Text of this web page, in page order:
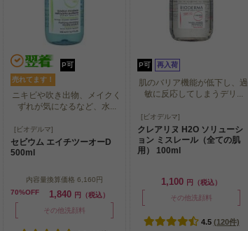
P可
売れてます！
ニキビや吹き出物、メイクく
ずれが気になるなど、水...
ニキビや吹き出物、メイクく
ずれが気になるなど、水...
[ビオデルマ]
セビウム エイチツーオーD
500ml
内容量換算価格 6,160円
70%OFF
1,840 円（税込）
その他洗顔料
P可 再入荷
肌のバリア機能が低下し、過
敏に反応してしまうデリ...
肌のバリア機能が低下し、過
敏に反応してしまうデリ...
[ビオデルマ]
クレアリヌ H2O ソリューシ
ョン ミスレール（全ての肌
用） 100ml
1,100 円（税込）
その他洗顔料
4.5 (120件)